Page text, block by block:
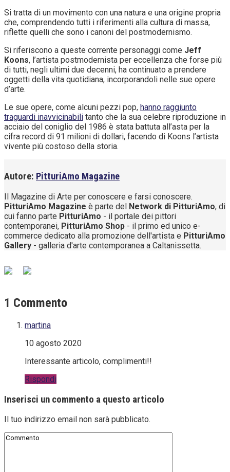
Si tratta di un movimento con una natura e una origine propria
che, comprendendo tutti i riferimenti alla cultura di massa,
riflette quelli che sono i canoni del postmodernismo.
Si riferiscono a queste corrente personaggi come Jeff
Koons, l’artista postmodernista per eccellenza che forse più
di tutti, negli ultimi due decenni, ha continuato a prendere
oggetti della vita quotidiana, incorporandoli nelle sue opere
d’arte.
Le sue opere, come alcuni pezzi pop, hanno raggiunto
traguardi inavvicinabili tanto che la sua celebre riproduzione in
acciaio del coniglio del 1986 è stata battuta all’asta per la
cifra record di 91 milioni di dollari, facendo di Koons l’artista
vivente più costoso della storia.
Autore: PitturiAmo Magazine
Il Magazine di Arte per conoscere e farsi conoscere.
PitturiAmo Magazine è parte del Network di PitturiAmo, di
cui fanno parte PitturiAmo - il portale dei pittori
contemporanei, PitturiAmo Shop - il primo ed unico e-
commerce dedicato alla promozione dell'artista e PitturiAmo
Gallery - galleria d'arte contemporanea a Caltanissetta.
1 Commento
martina
10 agosto 2020
Interessante articolo, complimenti!!
Rispondi
Inserisci un commento a questo articolo
Il tuo indirizzo email non sarà pubblicato.